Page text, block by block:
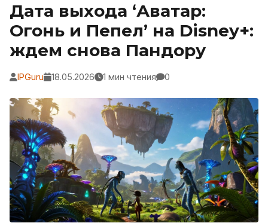
Дата выхода ‘Аватар:
Огонь и Пепел’ на Disney+:
ждем снова Пандору
IPGuru 18.05.2026 1 мин чтения 0